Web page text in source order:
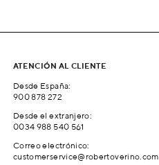
ATENCIÓN AL CLIENTE
Desde España:
900 878 272
Desde el extranjero:
0034 988 540 561
Correo electrónico:
customerservice@robertoverino.com